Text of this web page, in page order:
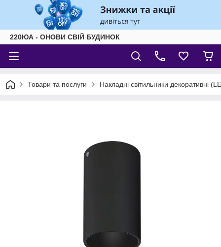
220ЮА - ОНОВИ СВІЙ БУДИНОК
Товари та послуги Накладні світильники декоративні